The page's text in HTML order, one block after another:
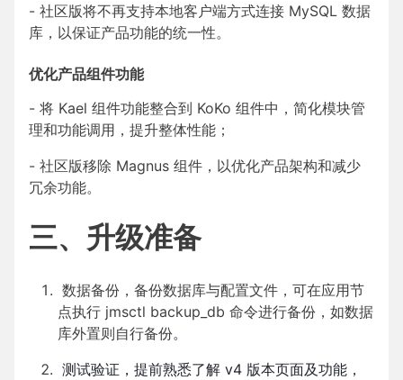
- 社区版将不再支持本地客户端方式连接 MySQL 数据
库，以保证产品功能的统一性。
优化产品组件功能
- 将 Kael 组件功能整合到 KoKo 组件中，简化模块管
理和功能调用，提升整体性能；
- 社区版移除 Magnus 组件，以优化产品架构和减少
冗余功能。
三、升级准备
数据备份，备份数据库与配置文件，可在应用节
点执行 jmsctl backup_db 命令进行备份，如数据
库外置则自行备份。
测试验证，提前熟悉了解 v4 版本页面及功能，